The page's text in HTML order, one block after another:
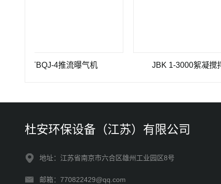
TBQJ-4推流曝气机 JBK 1-3000絮凝搅拌机
杜安环保设备（江苏）有限公司
地址：江苏省南京市六合区雄州工业园区8号
邮箱：770822429@qq.com